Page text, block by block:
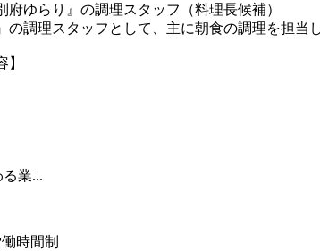
府ゆらり』の調理スタッフ（料理長候補）
の調理スタッフとして、主に朝食の調理を担当し
】
業...
時間制